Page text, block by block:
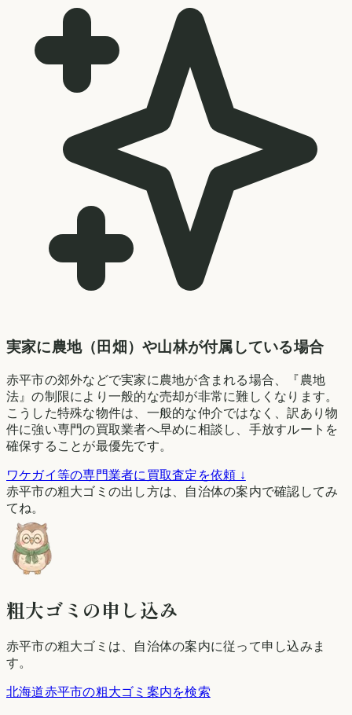
実家に農地（田畑）や山林が付属している場合
赤平市の郊外などで実家に農地が含まれる場合、『農地
法』の制限により一般的な売却が非常に難しくなります。
こうした特殊な物件は、一般的な仲介ではなく、訳あり物
件に強い専門の買取業者へ早めに相談し、手放すルートを
確保することが最優先です。
ワケガイ等の専門業者に買取査定を依頼 ↓
赤平市の粗大ゴミの出し方は、自治体の案内で確認してみ
てね。
粗大ゴミの申し込み
赤平市の粗大ゴミは、自治体の案内に従って申し込みま
す。
北海道赤平市の粗大ゴミ案内を検索